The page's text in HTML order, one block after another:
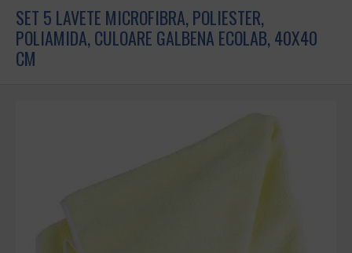
SET 5 LAVETE MICROFIBRA, POLIESTER,
POLIAMIDA, CULOARE GALBENA ECOLAB, 40X40
CM